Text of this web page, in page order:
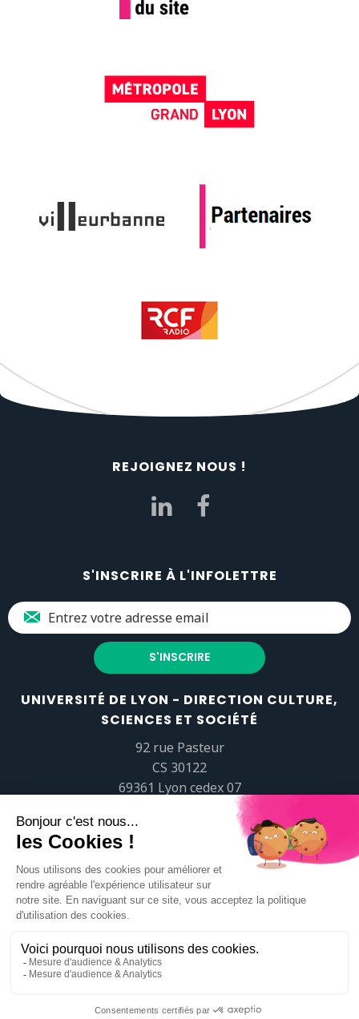
REJOIGNEZ NOUS !
S'INSCRIRE À L'INFOLETTRE
UNIVERSITÉ DE LYON - DIRECTION CULTURE,
SCIENCES ET SOCIÉTÉ
92 rue Pasteur
CS 30122
69361 Lyon cedex 07
popsciences@universite-lyon.fr
Tél.+33 (0)4 37 37 82 01
https://www.youtube.com/embed/Qm-prNOXepo